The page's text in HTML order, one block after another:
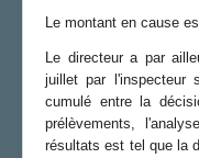
Le montant en cause
Le directeur a par
juillet par l'inspecteur
cumulé entre la
prélèvements,
résultats est tel que la